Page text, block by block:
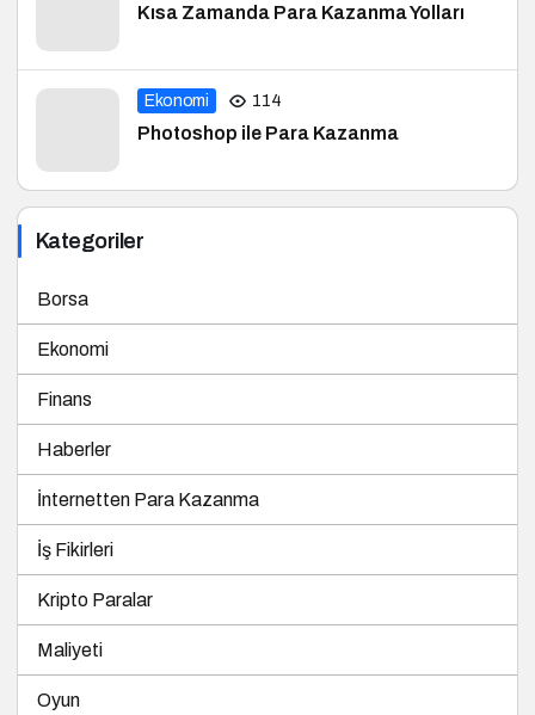
Kısa Zamanda Para Kazanma Yolları
Ekonomi 114
Photoshop ile Para Kazanma
Kategoriler
Borsa
Ekonomi
Finans
Haberler
İnternetten Para Kazanma
İş Fikirleri
Kripto Paralar
Maliyeti
Oyun